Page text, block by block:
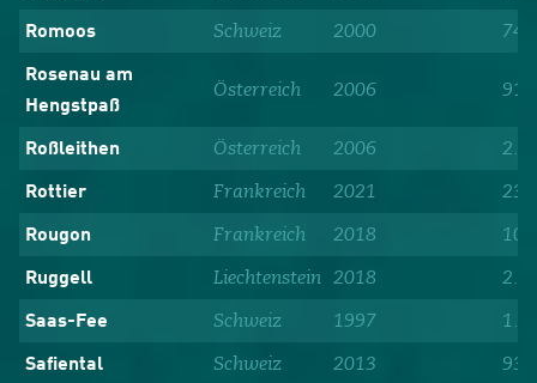
Romoos Schweiz 2000 747
Rosenau am
Hengstpaß
Österreich 2006 918
Roßleithen Österreich 2006
Rottier Frankreich 2021 23
Rougon Frankreich 2018 103
Ruggell Liechtenstein 2018
Saas-Fee Schweiz 1997
Safiental Schweiz 2013 933